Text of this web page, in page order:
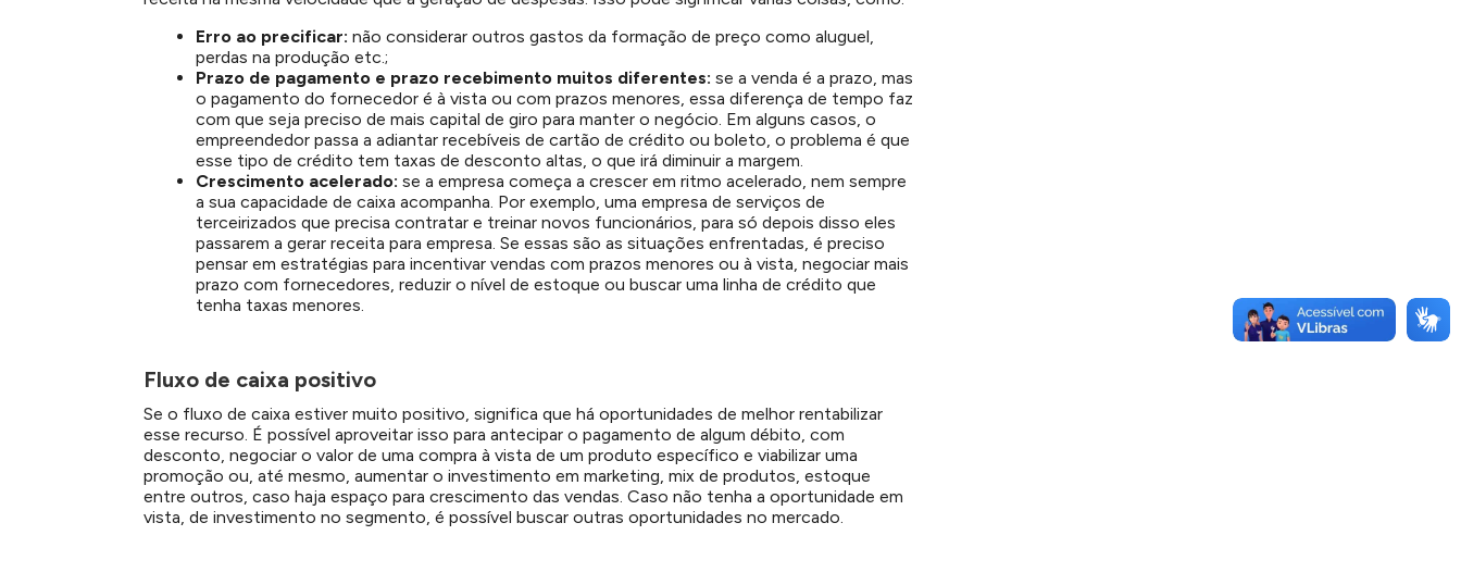
Erro ao precificar: não considerar outros gastos da formação de preço como aluguel,
perdas na produção etc.;
Prazo de pagamento e prazo recebimento muitos diferentes: se a venda é a prazo, mas
o pagamento do fornecedor é à vista ou com prazos menores, essa diferença de tempo faz
com que seja preciso de mais capital de giro para manter o negócio. Em alguns casos, o
empreendedor passa a adiantar recebíveis de cartão de crédito ou boleto, o problema é que
esse tipo de crédito tem taxas de desconto altas, o que irá diminuir a margem.
Crescimento acelerado: se a empresa começa a crescer em ritmo acelerado, nem sempre
a sua capacidade de caixa acompanha. Por exemplo, uma empresa de serviços de
terceirizados que precisa contratar e treinar novos funcionários, para só depois disso eles
passarem a gerar receita para empresa. Se essas são as situações enfrentadas, é preciso
pensar em estratégias para incentivar vendas com prazos menores ou à vista, negociar mais
prazo com fornecedores, reduzir o nível de estoque ou buscar uma linha de crédito que
tenha taxas menores.
Fluxo de caixa positivo
Se o fluxo de caixa estiver muito positivo, significa que há oportunidades de melhor rentabilizar
esse recurso. É possível aproveitar isso para antecipar o pagamento de algum débito, com
desconto, negociar o valor de uma compra à vista de um produto específico e viabilizar uma
promoção ou, até mesmo, aumentar o investimento em marketing, mix de produtos, estoque
entre outros, caso haja espaço para crescimento das vendas. Caso não tenha a oportunidade em
vista, de investimento no segmento, é possível buscar outras oportunidades no mercado.